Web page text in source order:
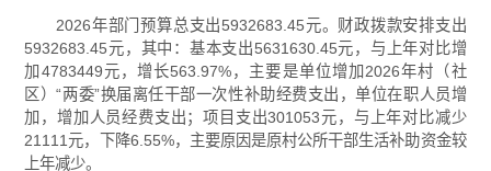
2026年部门预算总支出5932683.45元。财政拨款安排支出
5932683.45元，其中：基本支出5631630.45元，与上年对比增
加4783449元，增长563.97%，主要是单位增加2026年村（社
区）“两委”换届离任干部一次性补助经费支出，单位在职人员增
加，增加人员经费支出；项目支出301053元，与上年对比减少
21111元，下降6.55%，主要原因是原村公所干部生活补助资金较
上年减少。